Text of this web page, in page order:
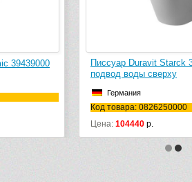
Писсуар Duravit Starck 3 0826250000,
подвод воды сверху
Германия
Код товара: 0826250000